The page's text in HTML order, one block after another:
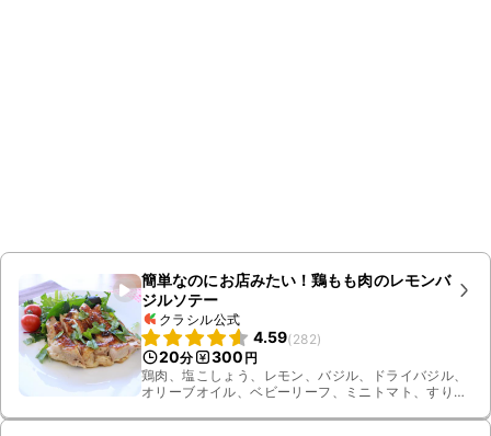
簡単なのにお店みたい！鶏もも肉のレモンバ
ジルソテー
クラシル公式
4.59(282)
20分 300 円
鶏肉、塩こしょう、レモン、バジル、ドライバジル、
オリーブオイル、ベビーリーフ、ミニトマト、すりお